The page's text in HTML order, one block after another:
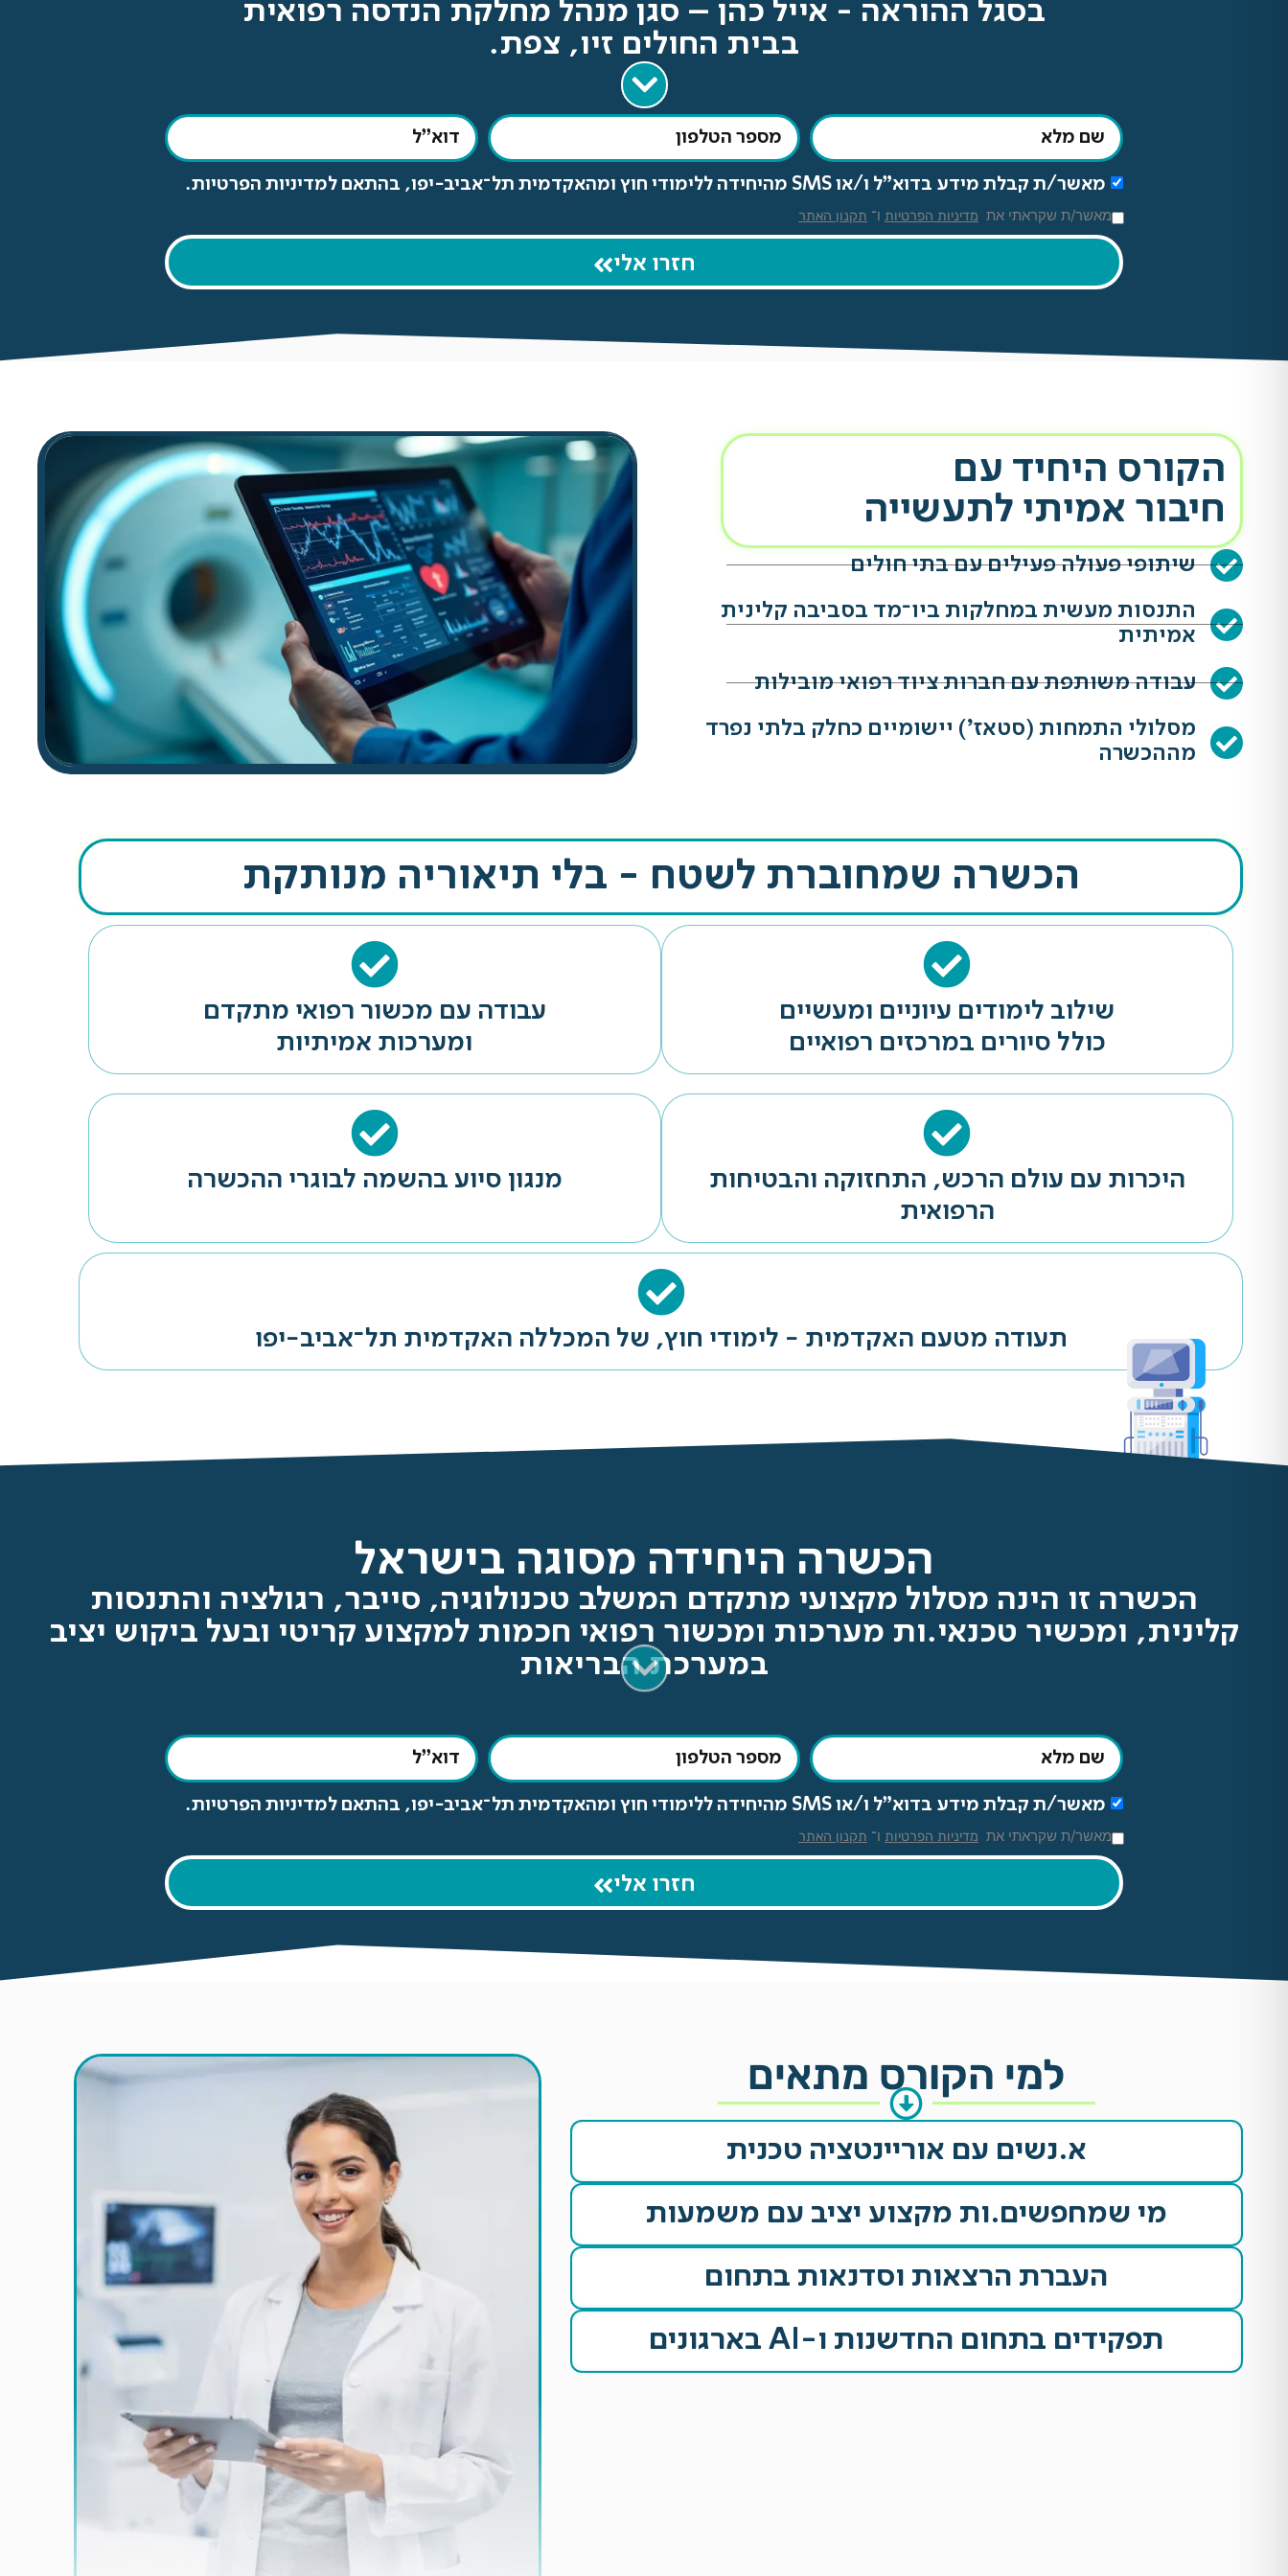
בסגל ההוראה - אייל כהן – סגן מנהל מחלקת הנדסה רפואית
בבית החולים זיו, צפת.
מאשר/ת קבלת מידע בדוא"ל ו/או SMS מהיחידה ללימודי חוץ ומהאקדמית תל־אביב-יפו, בהתאם למדיניות הפרטיות.
מאשר/ת שקראתי את מדיניות הפרטיות ו־ תקנון האתר
חזרו אלי
הקורס היחיד עם
חיבור אמיתי לתעשייה
שיתופי פעולה פעילים עם בתי חולים
התנסות מעשית במחלקות ביו־מד בסביבה קלינית
אמיתית
עבודה משותפת עם חברות ציוד רפואי מובילות
מסלולי התמחות (סטאז’) יישומיים כחלק בלתי נפרד
מההכשרה
הכשרה שמחוברת לשטח - בלי תיאוריה מנותקת
שילוב לימודים עיוניים ומעשיים
כולל סיורים במרכזים רפואיים
עבודה עם מכשור רפואי מתקדם
ומערכות אמיתיות
היכרות עם עולם הרכש, התחזוקה והבטיחות
הרפואית
מנגון סיוע בהשמה לבוגרי ההכשרה
תעודה מטעם האקדמית - לימודי חוץ, של המכללה האקדמית תל־אביב-יפו
הכשרה היחידה מסוגה בישראל
הכשרה זו הינה מסלול מקצועי מתקדם המשלב טכנולוגיה, סייבר, רגולציה והתנסות
קלינית, ומכשיר טכנאי.ות מערכות ומכשור רפואי חכמות למקצוע קריטי ובעל ביקוש יציב
במערכת הבריאות
מאשר/ת קבלת מידע בדוא"ל ו/או SMS מהיחידה ללימודי חוץ ומהאקדמית תל־אביב-יפו, בהתאם למדיניות הפרטיות.
מאשר/ת שקראתי את מדיניות הפרטיות ו־ תקנון האתר
חזרו אלי
למי הקורס מתאים
א.נשים עם אוריינטציה טכנית
מי שמחפשים.ות מקצוע יציב עם משמעות
העברת הרצאות וסדנאות בתחום
תפקידים בתחום החדשנות ו-AI בארגונים